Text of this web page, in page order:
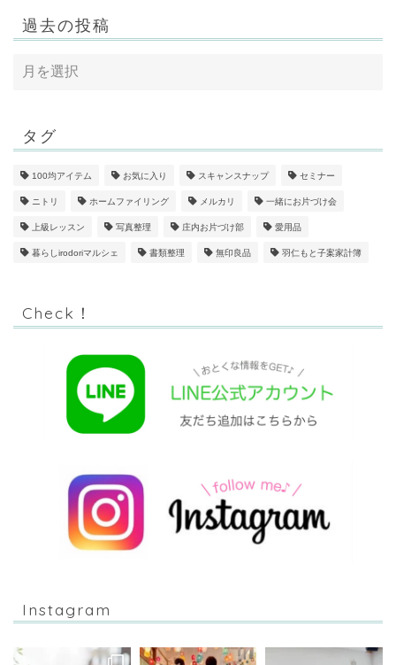
過去の投稿
タグ
100均アイテム お気に入り スキャンスナップ セミナー
ニトリ ホームファイリング メルカリ 一緒にお片づけ会
上級レッスン 写真整理 庄内お片づけ部 愛用品
暮らしirodoriマルシェ 書類整理 無印良品 羽仁もと子案家計簿
Check！
Instagram